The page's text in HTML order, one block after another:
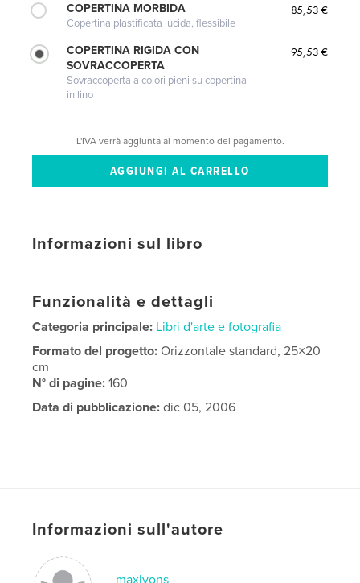
COPERTINA MORBIDA
Copertina plastificata lucida, flessibile
85,53 €
COPERTINA RIGIDA CON
SOVRACCOPERTA
Sovraccoperta a colori pieni su copertina
in lino
95,53 €
L'IVA verrà aggiunta al momento del pagamento.
Informazioni sul libro
Funzionalità e dettagli
Categoria principale: Libri d'arte e fotografia
Formato del progetto:Orizzontale standard, 25×20
cm
N° di pagine:160
Data di pubblicazione: dic 05, 2006
Informazioni sull'autore